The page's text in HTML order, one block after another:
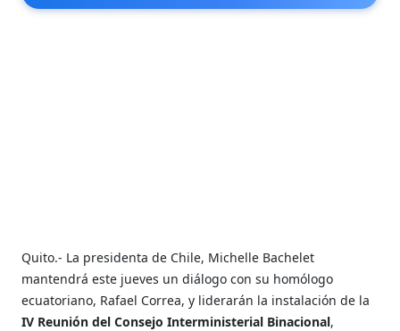
Quito.- La presidenta de Chile, Michelle Bachelet
mantendrá este jueves un diálogo con su homólogo
ecuatoriano, Rafael Correa, y liderarán la instalación de la
IV Reunión del Consejo Interministerial Binacional,